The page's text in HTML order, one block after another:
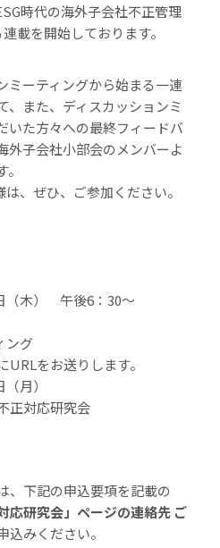
時代の海外子会社不正管理
載を開始しております。
ミーティングから始まる一連
、また、ディスカッションミ
いた方々への最終フィードバ
外子会社小部会のメンバーよ
、ぜひ、ご参加ください。
（木） 午後6：30～
ング
お送りします。
月）
対応研究会
、下記の申込要項を記載の
応研究会」ページの連絡先 ご
込みください。